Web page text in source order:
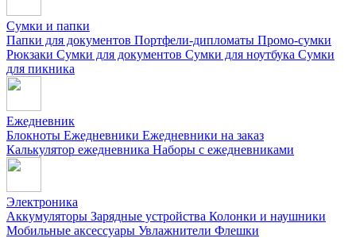
Сумки и папки
Папки для документов Портфели-дипломаты Промо-сумки
Рюкзаки Сумки для документов Сумки для ноутбука Сумки
для пикника
Ежедневник
Блокноты Ежедневники Ежедневники на заказ
Калькулятор ежедневника Наборы с ежедневниками
Электроника
Аккумуляторы Зарядные устройства Колонки и наушники
Мобильные аксессуары Увлажнители Флешки